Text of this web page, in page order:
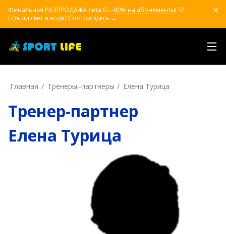
Финальная РАЗПРОДАЖА лета ❤️‍🔥 -90% на абонементы! 💡
Есть ли свет и вода? Смотри здесь →
Главная Тренеры–пapтнepы Елена Турица
Тренер-партнер
Елена Турица